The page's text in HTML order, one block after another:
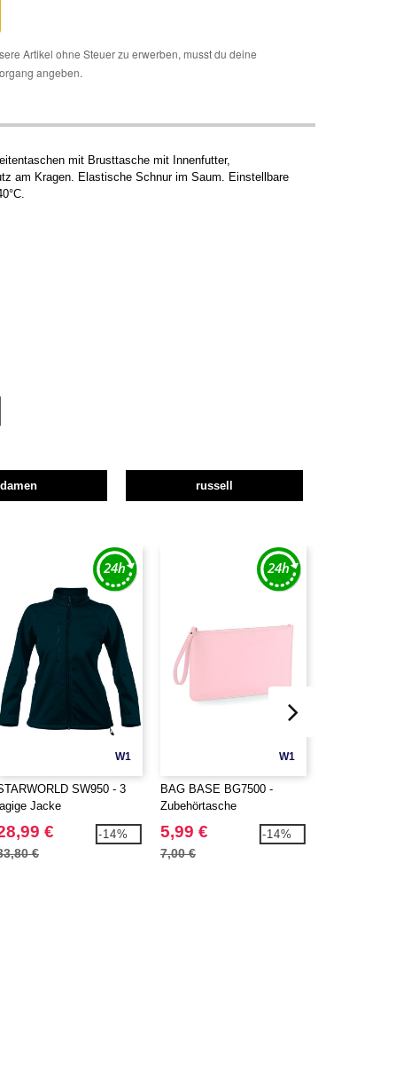
Artikel ohne Steuer zu erwerben, musst du deine
angeben.
mit Brusttasche mit Innenfutter,
am Kragen. Elastische Schnur im Saum. Einstellbare
damen russell
W1
SW950 - 3
lagige Jacke
€
€
-14%
W1
BAG BASE BG7500 -
Zubehörtasche
5,99 €
7,00 €
-14%